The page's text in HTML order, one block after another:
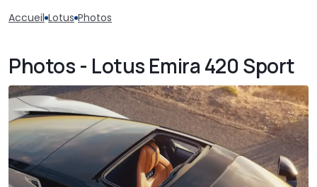
Accueil Lotus Photos
Photos - Lotus Emira 420 Sport